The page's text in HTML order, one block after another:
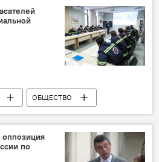
ОБЩЕСТВО
ситуациями
оппозиция
по